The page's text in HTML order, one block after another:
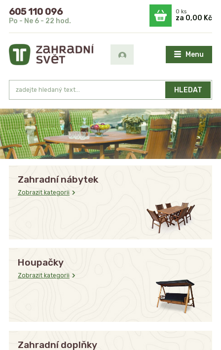
Menu
HLEDAT
605 110 096
Po - Ne 6 - 22 hod.
0ks
za 0,00 Kč
Zahradní nábytek
Zobrazit kategorii
Houpačky
Zobrazit kategorii
Zahradní doplňky